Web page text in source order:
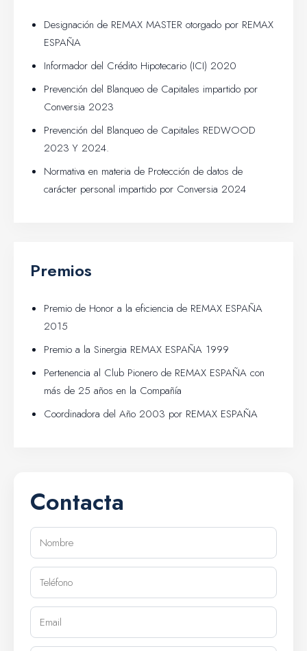
Designación de REMAX MASTER otorgado por REMAX
ESPAÑA
Informador del Crédito Hipotecario (ICI) 2020
Prevención del Blanqueo de Capitales impartido por
Conversia 2023
Prevención del Blanqueo de Capitales REDWOOD
2023 Y 2024.
Normativa en materia de Protección de datos de
carácter personal impartido por Conversia 2024
Premios
Premio de Honor a la eficiencia de REMAX ESPAÑA
2015
Premio a la Sinergia REMAX ESPAÑA 1999
Pertenencia al Club Pionero de REMAX ESPAÑA con
más de 25 años en la Compañía
Coordinadora del Año 2003 por REMAX ESPAÑA
Contacta